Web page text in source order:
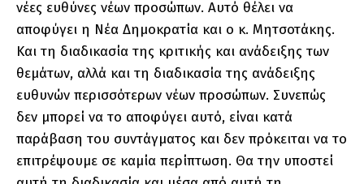
νέες ευθύνες νέων προσώπων. Αυτό θέλει να
αποφύγει η Νέα Δημοκρατία και ο κ. Μητσοτάκης.
Και τη διαδικασία της κριτικής και ανάδειξης των
θεμάτων, αλλά και τη διαδικασία της ανάδειξης
ευθυνών περισσότερων νέων προσώπων. Συνεπώς
δεν μπορεί να το αποφύγει αυτό, είναι κατά
παράβαση του συντάγματος και δεν πρόκειται να το
επιτρέψουμε σε καμία περίπτωση. Θα την υποστεί